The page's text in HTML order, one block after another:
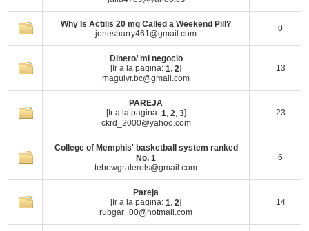
Why Is Actilis 20 mg Called a Weekend Pill?
jonesbarry461@gmail.com
0
Dinero/ mi negocio
[Ir a la pagina:1,2]
maguivr.bc@gmail.com
13
PAREJA
[Ir a la pagina: 1, 2, 3]
ckrd_2000@yahoo.com
23
College of Memphis' basketball system ranked
No. 1
tebowgraterols@gmail.com
6
Pareja
[Ir a la pagina:1,2]
rubgar_00@hotmail.com
14